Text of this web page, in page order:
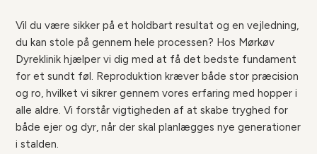
Vil du være sikker på et holdbart resultat og en vejledning,
du kan stole på gennem hele processen? Hos Mørkøv
Dyreklinik hjælper vi dig med at få det bedste fundament
for et sundt føl. Reproduktion kræver både stor præcision
og ro, hvilket vi sikrer gennem vores erfaring med hopper i
alle aldre. Vi forstår vigtigheden af at skabe tryghed for
både ejer og dyr, når der skal planlægges nye generationer
i stalden.